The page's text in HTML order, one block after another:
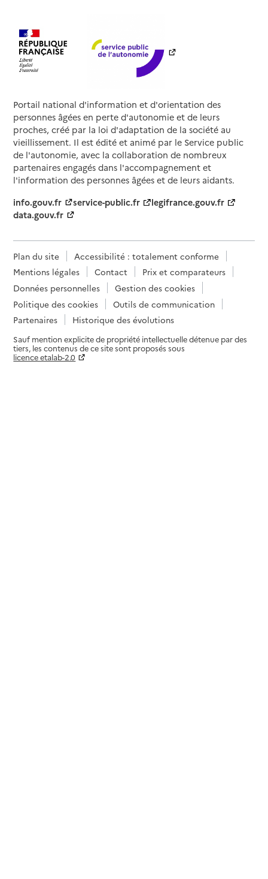
Portail national d'information et d'orientation des
personnes âgées en perte d'autonomie et de leurs
proches, créé par la loi d'adaptation de la société au
vieillissement. Il est édité et animé par le Service public
de l'autonomie, avec la collaboration de nombreux
partenaires engagés dans l'accompagnement et
l'information des personnes âgées et de leurs aidants.
info.gouv.fr
service-public.fr
legifrance.gouv.fr
data.gouv.fr
Plan du site
Accessibilité : totalement conforme
Mentions légales
Contact
Prix et comparateurs
Données personnelles
Gestion des cookies
Politique des cookies
Outils de communication
Partenaires
Historique des évolutions
Sauf mention explicite de propriété intellectuelle détenue par des
tiers, les contenus de ce site sont proposés sous
licence etalab-2.0